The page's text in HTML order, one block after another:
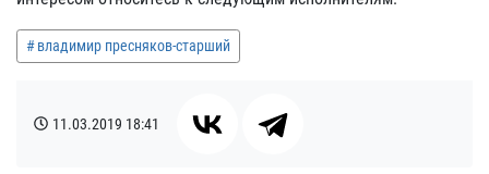
владимир пресняков-старший
11.03.2019 18:41